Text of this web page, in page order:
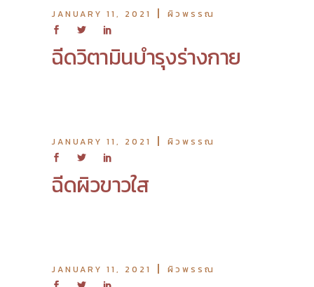
JANUARY 11, 2021 ผิวพรรณ
ฉีดวิตามินบำรุงร่างกาย
JANUARY 11, 2021 ผิวพรรณ
ฉีดผิวขาวใส
JANUARY 11, 2021 ผิวพรรณ